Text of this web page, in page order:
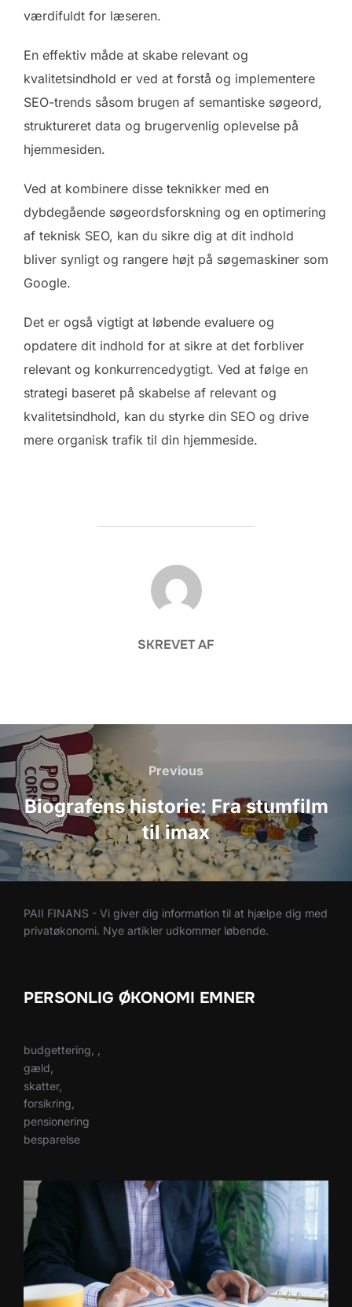
værdifuldt for læseren.
En effektiv måde at skabe relevant og
kvalitetsindhold er ved at forstå og implementere
SEO-trends såsom brugen af semantiske søgeord,
struktureret data og brugervenlig oplevelse på
hjemmesiden.
Ved at kombinere disse teknikker med en
dybdegående søgeordsforskning og en optimering
af teknisk SEO, kan du sikre dig at dit indhold
bliver synligt og rangere højt på søgemaskiner som
Google.
Det er også vigtigt at løbende evaluere og
opdatere dit indhold for at sikre at det forbliver
relevant og konkurrencedygtigt. Ved at følge en
strategi baseret på skabelse af relevant og
kvalitetsindhold, kan du styrke din SEO og drive
mere organisk trafik til din hjemmeside.
FORFATTER
SKREVET AF
Indlægsnavigation
Previous
Previous
Biografens historie: Fra stumfilm
til imax
PAII FINANS - Vi giver dig information til at hjælpe dig med
privatøkonomi. Nye artikler udkommer løbende.
PERSONLIG ØKONOMI EMNER
budgettering, ,
gæld,
skatter,
forsikring,
pensionering
besparelse